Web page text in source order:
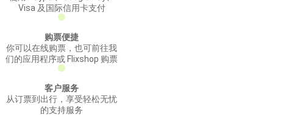
Visa 及国际信用卡支付
购票便捷
你可以在线购票，也可前往我
们的应用程序或 Flixshop 购票
客户服务
从订票到出行，享受轻松无忧
的支持服务